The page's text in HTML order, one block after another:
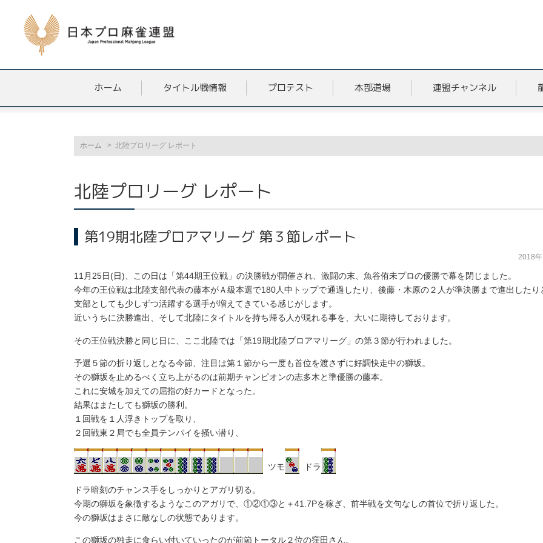
ホーム タイトル戦情報 プロテスト 本部道場 連盟チャンネル
ホーム 北陸プロリーグ レポート
北陸プロリーグ レポート
第19期北陸プロアマリーグ 第３節レポート
2018
11月25日(日)、この日は「第44期王位戦」の決勝戦が開催され、激闘の末、魚谷侑未プロの優勝で幕を閉じました。
今年の王位戦は北陸支部代表の藤本がＡ級本選で180人中トップで通過したり、後藤・木原の２人が準決勝まで進出したり
支部としても少しずつ活躍する選手が増えてきている感じがします。
近いうちに決勝進出、そして北陸にタイトルを持ち帰る人が現れる事を、大いに期待しております。
その王位戦決勝と同じ日に、ここ北陸では「第19期北陸プロアマリーグ」の第３節が行われました。
予選５節の折り返しとなる今節、注目は第１節から一度も首位を渡さずに好調快走中の獅坂。
その獅坂を止めるべく立ち上がるのは前期チャンピオンの志多木と準優勝の藤本。
これに安城を加えての屈指の好カードとなった。
結果はまたしても獅坂の勝利。
１回戦を１人浮きトップを取り、
２回戦東２局でも全員テンパイを掻い潜り、
ツモ ドラ
ドラ暗刻のチャンス手をしっかりとアガリ切る。
今期の獅坂を象徴するようなこのアガリで、①②①③と＋41.7Pを稼ぎ、前半戦を文句なしの首位で折り返した。
今の獅坂はまさに敵なしの状態であります。
この獅坂の独走に食らい付いていったのが前節トータル２位の窪田さん。